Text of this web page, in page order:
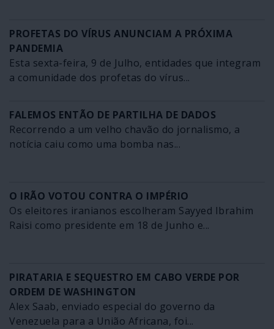
PROFETAS DO VÍRUS ANUNCIAM A PRÓXIMA
PANDEMIA
Esta sexta-feira, 9 de Julho, entidades que integram
a comunidade dos profetas do vírus...
FALEMOS ENTÃO DE PARTILHA DE DADOS
Recorrendo a um velho chavão do jornalismo, a
notícia caiu como uma bomba nas...
O IRÃO VOTOU CONTRA O IMPÉRIO
Os eleitores iranianos escolheram Sayyed Ibrahim
Raisi como presidente em 18 de Junho e...
PIRATARIA E SEQUESTRO EM CABO VERDE POR
ORDEM DE WASHINGTON
Alex Saab, enviado especial do governo da
Venezuela para a União Africana, foi...